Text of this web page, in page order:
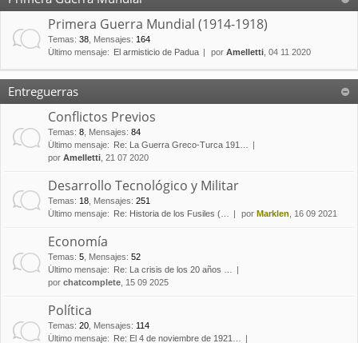
Primera Guerra Mundial (1914-1918)
Temas: 38 Mensajes: 164
Último mensaje:
El armisticio de Padua por Amelletti , 04 11 2020
Entreguerras
Conflictos Previos
Temas: 8 Mensajes: 84
Último mensaje:
Re: La Guerra Greco-Turca 191…
por Amelletti , 21 07 2020
Desarrollo Tecnológico y Militar
Temas: 18 Mensajes: 251
Último mensaje:
Re: Historia de los Fusiles (… por Marklen , 16 09 2021
Economía
Temas: 5 Mensajes: 52
Último mensaje:
Re: La crisis de los 20 años …
por chatcomplete , 15 09 2025
Política
Temas: 20 Mensajes: 114
Último mensaje:
Re: El 4 de noviembre de 1921…